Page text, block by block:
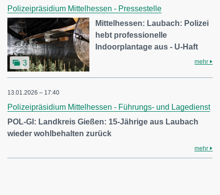
Polizeipräsidium Mittelhessen - Pressestelle
3
Mittelhessen: Laubach: Polizei
hebt professionelle
Indoorplantage aus - U-Haft
mehr
13.01.2026 – 17:40
Polizeipräsidium Mittelhessen - Führungs- und Lagedienst
POL-GI: Landkreis Gießen: 15-Jährige aus Laubach
wieder wohlbehalten zurück
mehr